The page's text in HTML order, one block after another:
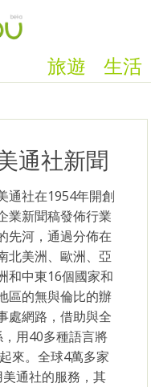
生活
旅遊
通社新聞
通社在1954年開創
業新聞稿發佈行業
先河，通過分佈在
北美洲、歐洲、亞
和中東16個國家和
區的無與倫比的辦
處網路，借助與全
用40多種語言將
來。全球4萬多家
通社的服務，其